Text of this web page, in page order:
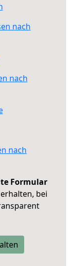
nach
nach
nach
Formular
bei